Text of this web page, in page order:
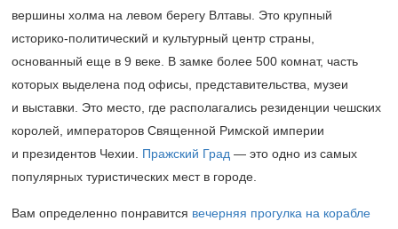
вершины холма на левом берегу Влтавы. Это крупный
историко-политический и культурный центр страны,
основанный еще в 9 веке. В замке более 500 комнат, часть
которых выделена под офисы, представительства, музеи
и выставки. Это место, где располагались резиденции чешских
королей, императоров Священной Римской империи
и президентов Чехии. Пражский Град — это одно из самых
популярных туристических мест в городе.
Вам определенно понравится вечерняя прогулка на корабле